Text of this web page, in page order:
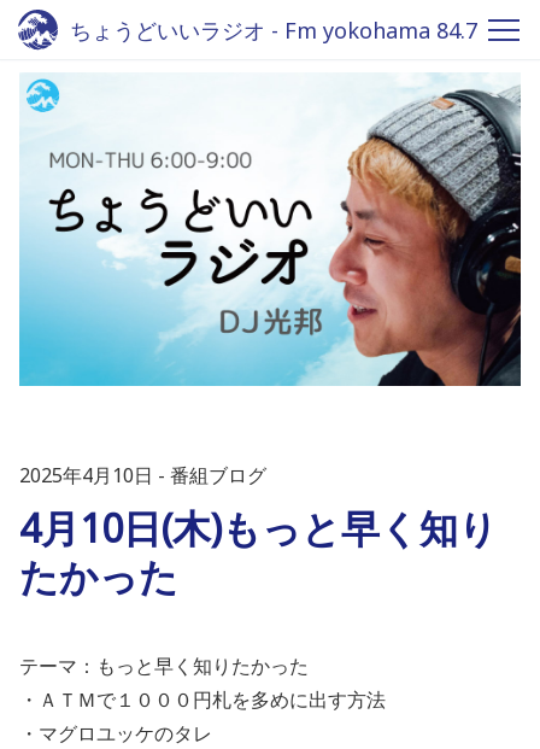
ちょうどいいラジオ - Fm yokohama 84.7
2025年4月10日 番組ブログ
4月10日(木)もっと早く知り
たかった
テーマ：もっと早く知りたかった
・ＡＴＭで１０００円札を多めに出す方法
・マグロユッケのタレ